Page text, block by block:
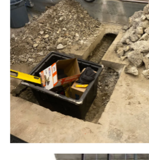
Plomberie ALM